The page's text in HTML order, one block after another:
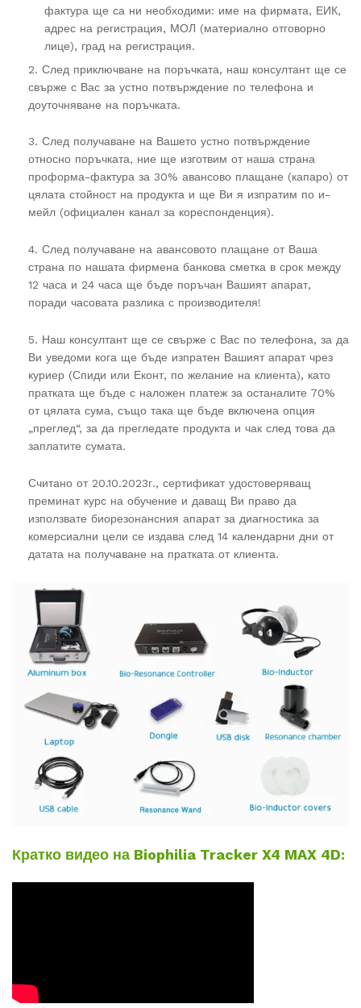
фактура ще са ни необходими: име на фирмата, ЕИК,
адрес на регистрация, МОЛ (материално отговорно
лице), град на регистрация.
2. След приключване на поръчката, наш консултант ще се
свърже с Вас за устно потвърждение по телефона и
доуточняване на поръчката.
3. След получаване на Вашето устно потвърждение
относно поръчката, ние ще изготвим от наша страна
проформа-фактура за 30% авансово плащане (капаро) от
цялата стойност на продукта и ще Ви я изпратим по и-
мейл (официален канал за кореспонденция).
4. След получаване на авансовото плащане от Ваша
страна по нашата фирмена банкова сметка в срок между
12 часа и 24 часа ще бъде поръчан Вашият апарат,
поради часовата разлика с производителя!
5. Наш консултант ще се свърже с Вас по телефона, за да
Ви уведоми кога ще бъде изпратен Вашият апарат чрез
куриер (Спиди или Еконт, по желание на клиента), като
пратката ще бъде с наложен платеж за останалите 70%
от цялата сума, също така ще бъде включена опция
„преглед“, за да прегледате продукта и чак след това да
заплатите сумата.
Считано от 20.10.2023г., сертификат удостоверяващ
преминат курс на обучение и даващ Ви право да
използвате биорезонансния апарат за диагностика за
комерсиални цели се издава след 14 календарни дни от
датата на получаване на пратката от клиента.
Кратко видео на Biophilia Tracker X4 MAX 4D: